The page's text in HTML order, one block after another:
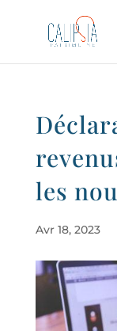
les
Avr 18, 2023